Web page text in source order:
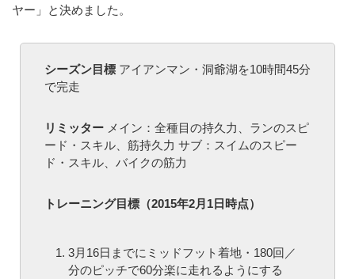
ヤー」と決めました。
シーズン目標 アイアンマン・洞爺湖を10時間45分
で完走
リミッター メイン：全種目の持久力、ランのスピ
ード・スキル、筋持久力 サブ：スイムのスピー
ド・スキル、バイクの筋力
トレーニング目標（2015年2月1日時点）
3月16日までにミッドフット着地・180回／
分のピッチで60分楽に走れるようにする